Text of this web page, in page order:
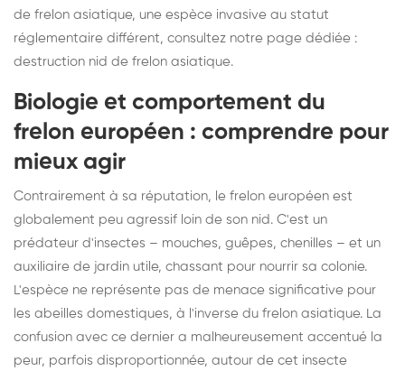
de frelon asiatique, une espèce invasive au statut
réglementaire différent, consultez notre page dédiée :
destruction nid de frelon asiatique.
Biologie et comportement du
frelon européen : comprendre pour
mieux agir
Contrairement à sa réputation, le frelon européen est
globalement peu agressif loin de son nid. C'est un
prédateur d'insectes – mouches, guêpes, chenilles – et un
auxiliaire de jardin utile, chassant pour nourrir sa colonie.
L'espèce ne représente pas de menace significative pour
les abeilles domestiques, à l'inverse du frelon asiatique. La
confusion avec ce dernier a malheureusement accentué la
peur, parfois disproportionnée, autour de cet insecte